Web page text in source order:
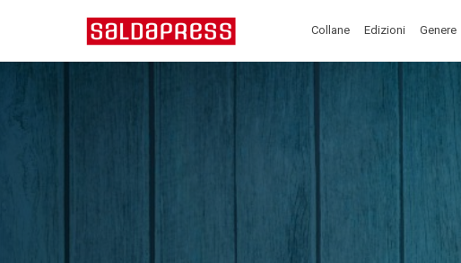
Collane Edizioni Genere